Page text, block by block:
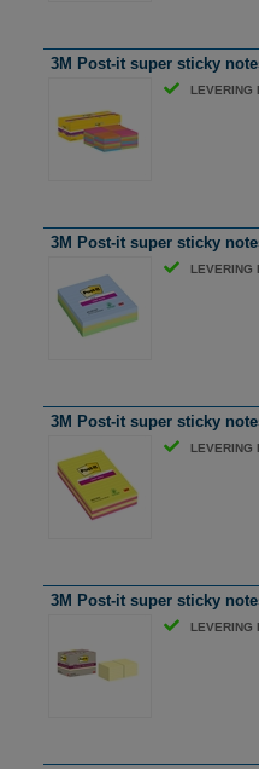
3M Post-it super sticky
LEVERING
3M Post-it super sticky
LEVERING
3M Post-it super sticky
LEVERING
3M Post-it super sticky
LEVERING